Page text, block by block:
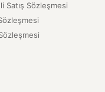
Satış Sözleşmesi